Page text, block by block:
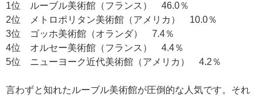
1位 ルーブル美術館（フランス） 46.0％
2位 メトロポリタン美術館（アメリカ） 10.0％
3位 ゴッホ美術館（オランダ） 7.4％
4位 オルセー美術館（フランス） 4.4％
5位 ニューヨーク近代美術館（アメリカ） 4.2％
言わずと知れたルーブル美術館が圧倒的な人気です。それ